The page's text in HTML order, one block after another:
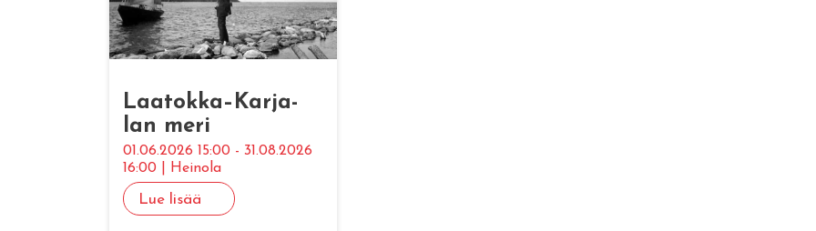
Laa­tok­ka–Kar­ja­
lan meri
01.06.2026 15:00 - 31.08.2026
16:00 | Heinola
Lue lisää